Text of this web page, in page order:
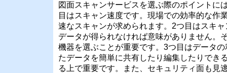
図面スキャンサービスを選ぶ際のポイントに
目はスキャン速度です。現場での効率的な作
速なスキャンが求められます。2つ目はスキ
データが得られなければ意味がありません。
機器を選ぶことが重要です。3つ目はデータ
たデータを簡単に共有したり編集したりでき
る上で重要です。また、セキュリティ面も見